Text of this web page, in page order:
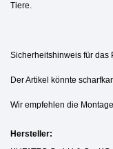
Tiere.
Sicherheitshinweis für das
Der Artikel könnte
Wir empfehlen die
Hersteller: